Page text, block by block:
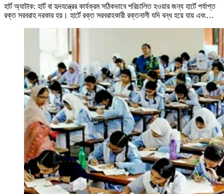
হার্ট অ্যাটাক: হার্ট বা হৃদযন্ত্রের কার্যক্রম সঠিকভাবে পরিচালিত হওয়ার জন্য হার্টে পর্যাপ্ত
রক্ত সরবরাহ দরকার হয়। হার্টে রক্ত সরবরাহকারী রক্তনালী যদি বন্ধ হয়ে যায় এবং…